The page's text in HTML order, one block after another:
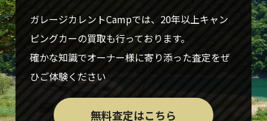
ガレージカレントCampでは、20年以上キャン
ピングカーの買取も行っております。
確かな知識でオーナー様に寄り添った査定をぜ
ひご体験ください
無料査定はこちら